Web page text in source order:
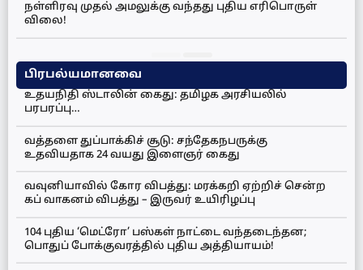
நள்ளிரவு முதல் அமலுக்கு வந்தது புதிய எரிபொருள்
விலை!
பிரபல்யமானவை
உதயநிதி ஸ்டாலின் கைது: தமிழக அரசியலில்
பரபரப்பு…
வத்தளை துப்பாக்கிச் சூடு: சந்தேகநபருக்கு
உதவியதாக 24 வயது இளைஞர் கைது
வவுனியாவில் கோர விபத்து: மரக்கறி ஏற்றிச் சென்ற
கப் வாகனம் விபத்து – இருவர் உயிரிழப்பு
104 புதிய ‘மெட்ரோ’ பஸ்கள் நாட்டை வந்தடைந்தன;
பொதுப் போக்குவரத்தில் புதிய அத்தியாயம்!